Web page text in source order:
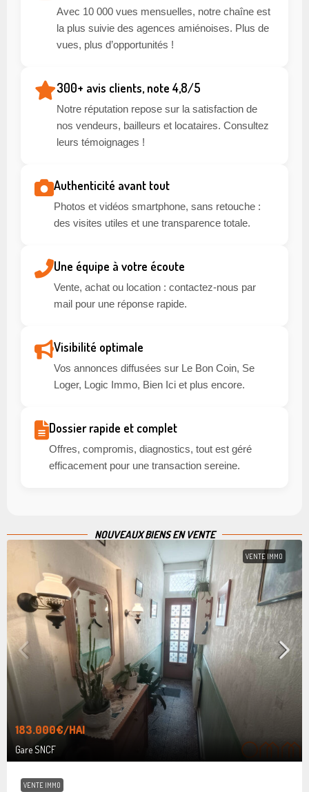
Avec 10 000 vues mensuelles, notre chaîne est
la plus suivie des agences amiénoises. Plus de
vues, plus d’opportunités !
300+ avis clients, note 4,8/5
Notre réputation repose sur la satisfaction de
nos vendeurs, bailleurs et locataires. Consultez
leurs témoignages !
Authenticité avant tout
Photos et vidéos smartphone, sans retouche :
des visites utiles et une transparence totale.
Une équipe à votre écoute
Vente, achat ou location : contactez-nous par
mail pour une réponse rapide.
Visibilité optimale
Vos annonces diffusées sur Le Bon Coin, Se
Loger, Logic Immo, Bien Ici et plus encore.
Dossier rapide et complet
Offres, compromis, diagnostics, tout est géré
efficacement pour une transaction sereine.
NOUVEAUX BIENS EN VENTE
VENTE IMMO
183.000€/HAI
Gare SNCF
VENTE IMMO